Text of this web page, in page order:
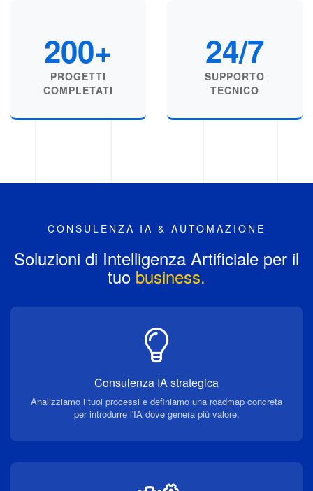
200+
PROGETTI
COMPLETATI
24/7
SUPPORTO
TECNICO
CONSULENZA IA & AUTOMAZIONE
Soluzioni di Intelligenza Artificiale per il
tuo business.
Consulenza IA strategica
Analizziamo i tuoi processi e definiamo una roadmap concreta
per introdurre l'IA dove genera più valore.